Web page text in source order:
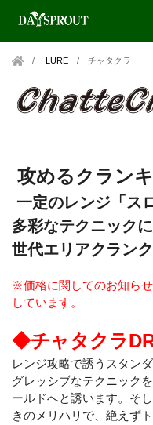
LURE /チャタクラ
攻めるクラン
一定のレンジ「ス
多彩なテクニック
世代エリアクランク
※価格に関してのお知ら
しています。
◆チャタクラDR
レンジ攻略で誘うスタン
グレッシブなテクニック
ールドへと誘います。そ
きのメリハリで、絶えず